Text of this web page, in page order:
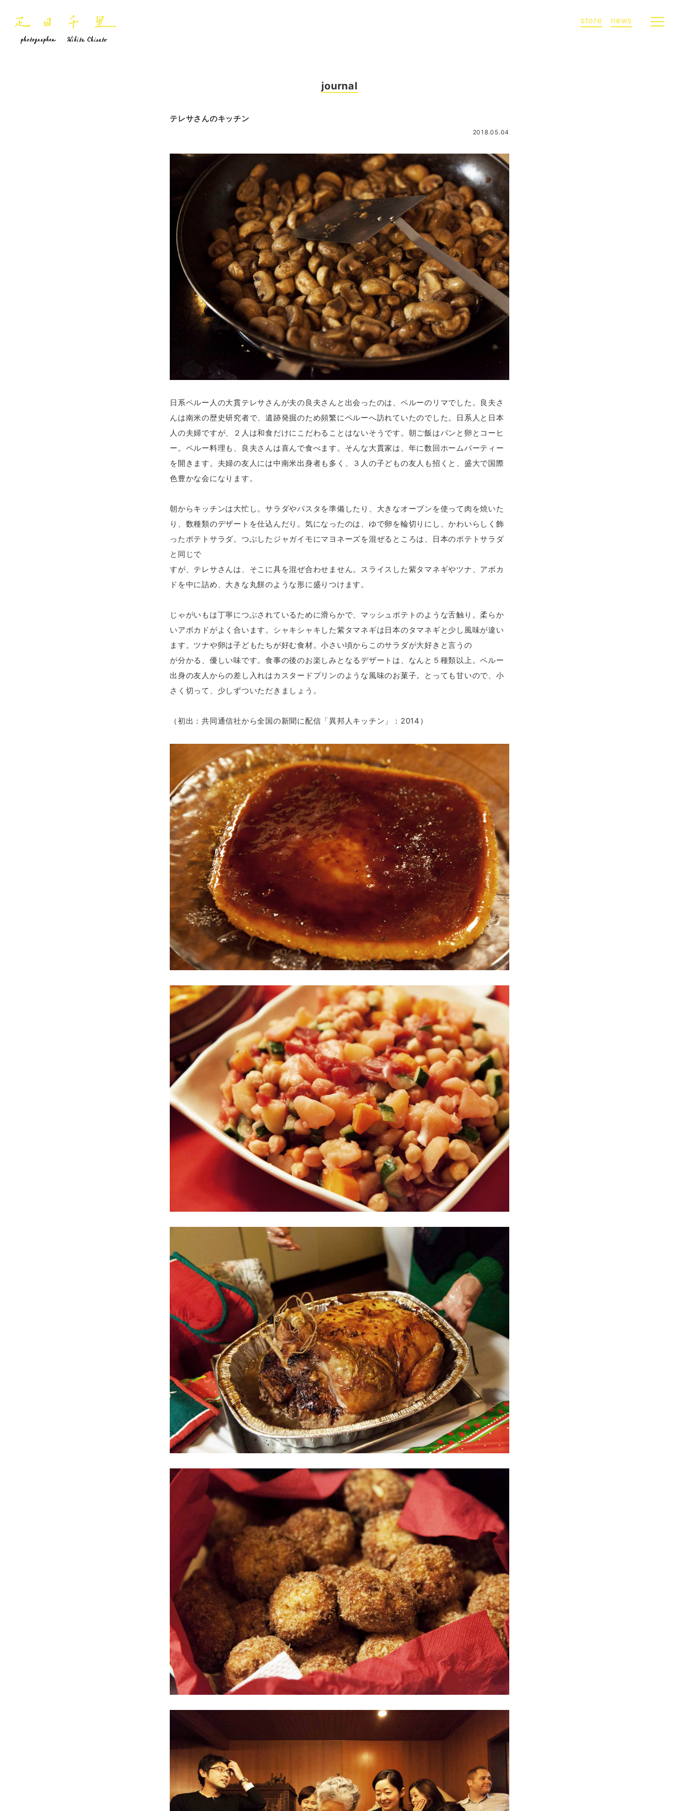
store news
journal
テレサさんのキッチン
2018.05.04
日系ペルー人の大貫テレサさんが夫の良夫さんと出会ったのは、ペルーのリマでした。良夫さ
んは南米の歴史研究者で、遺跡発掘のため頻繁にペルーへ訪れていたのでした。日系人と日本
人の夫婦ですが、２人は和食だけにこだわることはないそうです。朝ご飯はパンと卵とコーヒ
ー。ペルー料理も、良夫さんは喜んで食べます。そんな大貫家は、年に数回ホームパーティー
を開きます。夫婦の友人には中南米出身者も多く、３人の子どもの友人も招くと、盛大で国際
色豊かな会になります。
朝からキッチンは大忙し。サラダやパスタを準備したり、大きなオーブンを使って肉を焼いた
り、数種類のデザートを仕込んだり。気になったのは、ゆで卵を輪切りにし、かわいらしく飾
ったポテトサラダ。つぶしたジャガイモにマヨネーズを混ぜるところは、日本のポテトサラダ
と同じで
すが、テレサさんは、そこに具を混ぜ合わせません。スライスした紫タマネギやツナ、アボカ
ドを中に詰め、大きな丸餅のような形に盛りつけます。
じゃがいもは丁寧につぶされているために滑らかで、マッシュポテトのような舌触り。柔らか
いアボカドがよく合います。シャキシャキした紫タマネギは日本のタマネギと少し風味が違い
ます。ツナや卵は子どもたちが好む食材。小さい頃からこのサラダが大好きと言うの
が分かる、優しい味です。食事の後のお楽しみとなるデザートは、なんと５種類以上。ペルー
出身の友人からの差し入れはカスタードプリンのような風味のお菓子。とっても甘いので、小
さく切って、少しずついただきましょう。
（初出：共同通信社から全国の新聞に配信「異邦人キッチン」：2014）